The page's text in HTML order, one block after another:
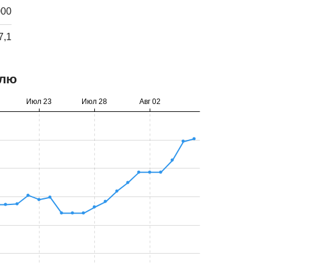
Июл 23 Июл 28 Авг 02